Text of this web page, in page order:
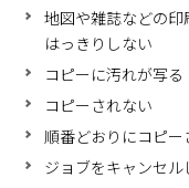
地図や雑誌などの
はっきりしない
コピーに汚れが写る
コピーされない
順番どおりにコピー
ジョブをキャンセル